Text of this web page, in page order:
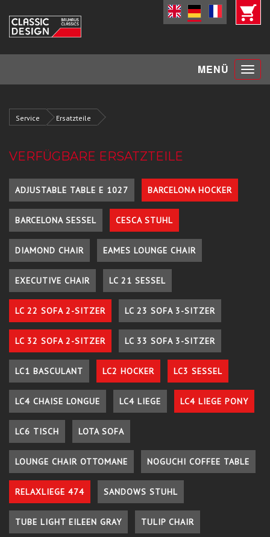
MENÜ Toggle
Service Ersatzteile
VERFÜGBARE ERSATZTEILE
ADJUSTABLE TABLE E 1027 BARCELONA HOCKER
BARCELONA SESSEL CESCA STUHL
DIAMOND CHAIR EAMES LOUNGE CHAIR
EXECUTIVE CHAIR LC 21 SESSEL
LC 22 SOFA 2-SITZER LC 23 SOFA 3-SITZER
LC 32 SOFA 2-SITZER LC 33 SOFA 3-SITZER
LC1 BASCULANT LC2 HOCKER LC3 SESSEL
LC4 CHAISE LONGUE LC4 LIEGE LC4 LIEGE PONY
LC6 TISCH LOTA SOFA
LOUNGE CHAIR OTTOMANE NOGUCHI COFFEE TABLE
RELAXLIEGE 474 SANDOWS STUHL
TUBE LIGHT EILEEN GRAY TULIP CHAIR